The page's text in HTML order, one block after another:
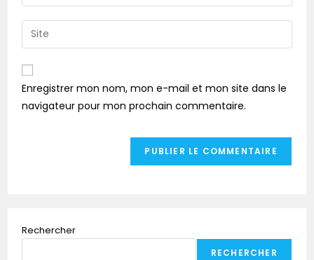
Enregistrer mon nom, mon e-mail et mon site dans le
navigateur pour mon prochain commentaire.
Rechercher
RECHERCHER